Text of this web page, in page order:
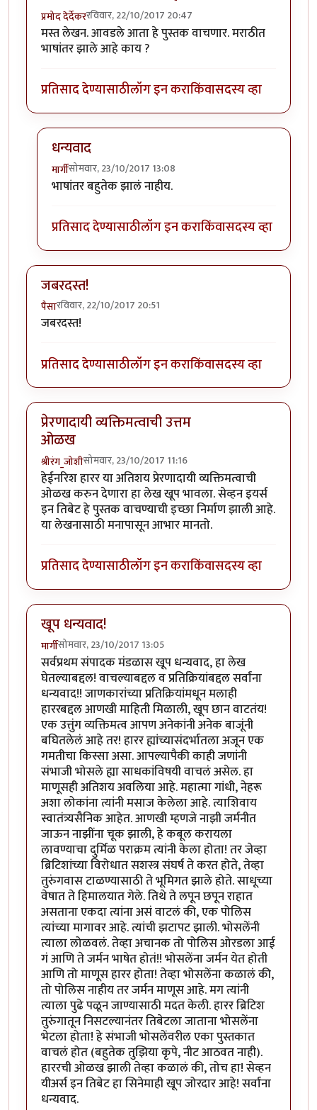
प्रमोद देर्देकररविवार, 22/10/2017 20:47
मस्त लेखन. आवडले आता हे पुस्तक वाचणार. मराठीत
भाषांतर झाले आहे काय ?
प्रतिसाद देण्यासाठीलॉग इन कराकिंवासदस्य व्हा
धन्यवाद
मार्गीसोमवार, 23/10/2017 13:08
In reply toमस्त लेखन. आवडले आता हे
भाषांतर बहुतेक झालं नाहीय.
प्रतिसाद देण्यासाठीलॉग इन कराकिंवासदस्य व्हा
जबरदस्त!
पैसारविवार, 22/10/2017 20:51
जबरदस्त!
प्रतिसाद देण्यासाठीलॉग इन कराकिंवासदस्य व्हा
प्रेरणादायी व्यक्तिमत्वाची उत्तम
ओळख
श्रीरंग_जोशीसोमवार, 23/10/2017 11:16
हेईनरिश हारर या अतिशय प्रेरणादायी व्यक्तिमत्वाची
ओळख करुन देणारा हा लेख खूप भावला. सेव्हन इयर्स
इन तिबेट हे पुस्तक वाचण्याची इच्छा निर्माण झाली आहे.
या लेखनासाठी मनापासून आभार मानतो.
प्रतिसाद देण्यासाठीलॉग इन कराकिंवासदस्य व्हा
खूप धन्यवाद!
मार्गीसोमवार, 23/10/2017 13:05
सर्वप्रथम संपादक मंडळास खूप धन्यवाद, हा लेख
घेतल्याबद्दल! वाचल्याबद्दल व प्रतिक्रियांबद्दल सर्वांना
धन्यवाद!! जाणकारांच्या प्रतिक्रियांमधून मलाही
हाररबद्दल आणखी माहिती मिळाली, खूप छान वाटतंय!
एक उत्तुंग व्यक्तिमत्व आपण अनेकांनी अनेक बाजूंनी
बघितलेलं आहे तर! हारर ह्यांच्यासंदर्भातला अजून एक
गमतीचा किस्सा असा. आपल्यापैकी काही जणांनी
संभाजी भोसले ह्या साधकांविषयी वाचलं असेल. हा
माणूसही अतिशय अवलिया आहे. महात्मा गांधी, नेहरू
अशा लोकांना त्यांनी मसाज केलेला आहे. त्याशिवाय
स्वातंत्र्यसैनिक आहेत. आणखी म्हणजे नाझी जर्मनीत
जाऊन नाझींना चूक झाली, हे कबूल करायला
लावण्याचा दुर्मिळ पराक्रम त्यांनी केला होता! तर जेव्हा
ब्रिटिशांच्या विरोधात सशस्त्र संघर्ष ते करत होते, तेव्हा
तुरुंगवास टाळण्यासाठी ते भूमिगत झाले होते. साधूच्या
वेषात ते हिमालयात गेले. तिथे ते लपून छपून राहात
असताना एकदा त्यांना असं वाटलं की, एक पोलिस
त्यांच्या मागावर आहे. त्यांची झटापट झाली. भोसलेंनी
त्याला लोळवलं. तेव्हा अचानक तो पोलिस ओरडला आई
गं आणि ते जर्मन भाषेत होतं!! भोसलेंना जर्मन येत होती
आणि तो माणूस हारर होता! तेव्हा भोसलेंना कळालं की,
तो पोलिस नाहीय तर जर्मन माणूस आहे. मग त्यांनी
त्याला पुढे पळून जाण्यासाठी मदत केली. हारर ब्रिटिश
तुरुंगातून निसटल्यानंतर तिबेटला जाताना भोसलेंना
भेटला होता! हे संभाजी भोसलेंवरील एका पुस्तकात
वाचलं होत (बहुतेक तुझिया कृपे, नीट आठवत नाही).
हाररची ओळख झाली तेव्हा कळालं की, तोच हा! सेव्हन
यीअर्स इन तिबेट हा सिनेमाही खूप जोरदार आहे! सर्वांना
धन्यवाद.